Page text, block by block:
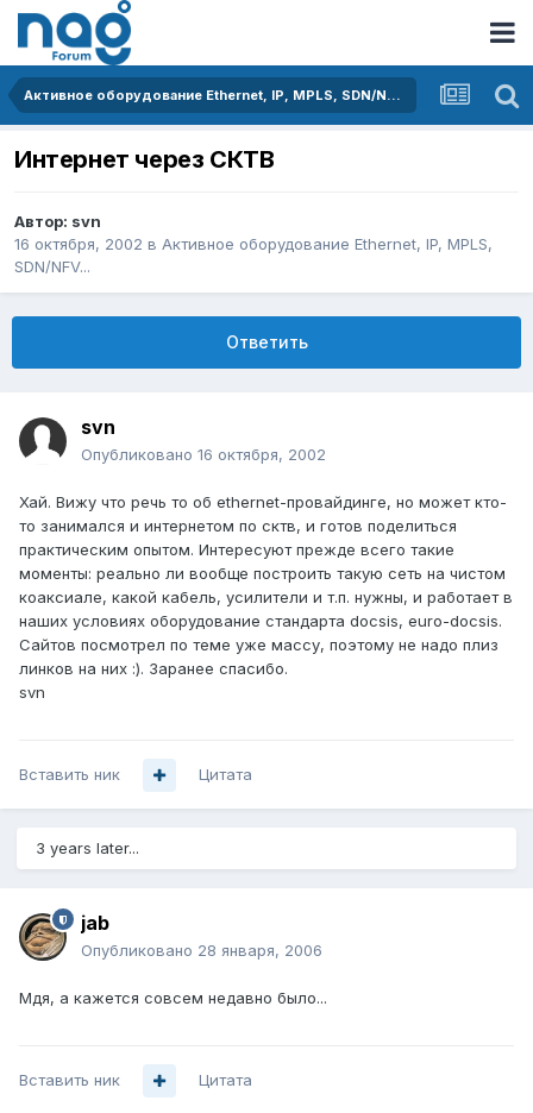
Активное оборудование Ethernet, IP, MPLS, SDN/NFV...
Интернет через СКТВ
Автор: svn
16 октября, 2002 в Активное оборудование Ethernet, IP, MPLS,
SDN/NFV...
Ответить
svn
Опубликовано 16 октября, 2002
Хай. Вижу что речь то об ethernet-провайдинге, но может кто-
то занимался и интернетом по сктв, и готов поделиться
практическим опытом. Интересуют прежде всего такие
моменты: реально ли вообще построить такую сеть на чистом
коаксиале, какой кабель, усилители и т.п. нужны, и работает в
наших условиях оборудование стандарта docsis, euro-docsis.
Сайтов посмотрел по теме уже массу, поэтому не надо плиз
линков на них :). Заранее спасибо.
svn
Вставить ник Цитата
3 years later...
jab
Опубликовано 28 января, 2006
Мдя, а кажется совсем недавно было...
Вставить ник Цитата